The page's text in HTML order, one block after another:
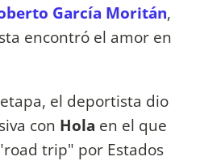
García Moritán,
encontró el amor en
el deportista dio
con Hola en el que
trip" por Estados